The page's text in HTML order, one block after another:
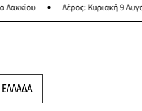
Λέρος: Κυριακή 9 Αυγούστου το
ΕΛΛΑΔΑ